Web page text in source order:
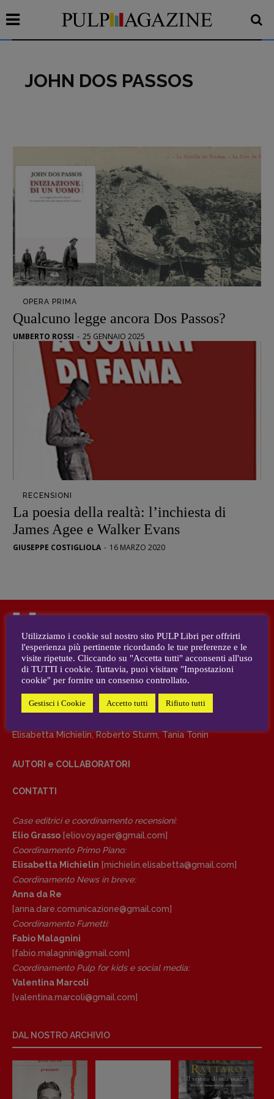
Primo Piano
RUBRICHE
Archeologie del
presente
Libro & Film
Pulp for kids
Opera prima
DOSSIER
12 dicembre
Blade Runner 40
Editoria
Intelligenza Artificiale
Maestri sommersi
Pasolini 1922-2022
Psichedelia
Scienza
Stranimondi
Tornare a Ballard
Valerio Evangelisti
Vampirismi
Zong!
Walter Catalano, Giuseppe Costigliola,
Anna da Re,Roberto Derobertis,Elio
Grasso , Fabio Malagnini Valentina
Marcoli,Elisabetta Michielin, Nicole
Spallina,Roberto Sturm,Tania Tonin
Case editrici e coordinamento
Elio Grasso [eliovoyager@gmail.com]
Elisabetta Michielin
Coordinamento News in breve:
Anna da Re
[anna.dare.comunicazione@gmail.
Coordinamento Fumetti:
Fabio Malagnini
[fabio.malagnini@gmail.
[valentina.marcoli@gmail.
ARCHIVIO E AUTORI
JOHN DOS PASSOS
OPERA PRIMA
Qualcuno legge ancora Dos Passos?
UMBERTO ROSSI - 25 GENNAIO 2025
RECENSIONI
La poesia della realtà: l’inchiesta di
James Agee e Walker Evans
GIUSEPPE COSTIGLIOLA - 16 MARZO 2020
DIRETTRICE RESPONSABILE
Antonella Marrone
Walter Catalano,Giuseppe Costigliola,Anna da Re
Elisabetta Michielin, Roberto Sturm, Tania Tonin
AUTORI e COLLABORATORI
CONTATTI
Case editrici e coordinamento recensioni:
Elio Grasso [eliovoyager@gmail.com]
Coordinamento Primo Piano:
Elisabetta Michielin [michielin.elisabetta@gmail.com]
Coordinamento News in breve:
Anna da Re
[anna.dare.comunicazione@gmail.com]
Coordinamento Fumetti:
Fabio Malagnini
[fabio.malagnini@gmail.com]
Coordinamento Pulp for kids e social media:
Valentina Marcoli
[valentina.marcoli@gmail.com]
DAL NOSTRO ARCHIVIO
Utilizziamo i cookie sul nostro sito PULP Libri per offrirti
l'esperienza più pertinente ricordando le tue preferenze e le
visite ripetute. Cliccando su "Accetta tutti" acconsenti all'uso
di TUTTI i cookie. Tuttavia, puoi visitare "Impostazioni
cookie" per fornire un consenso controllato.
Gestisci i Cookie Accetto tutti Rifiuto tutti